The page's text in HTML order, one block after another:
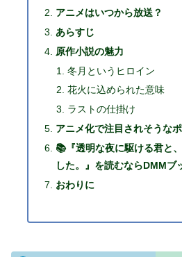
アニメはいつから放送？
あらすじ
原作小説の魅力
冬月というヒロイン
花火に込められた意味
ラストの仕掛け
アニメ化で注目されそうな
📚『透明な夜に駆ける君と
した。』を読むならDMMブ
おわりに